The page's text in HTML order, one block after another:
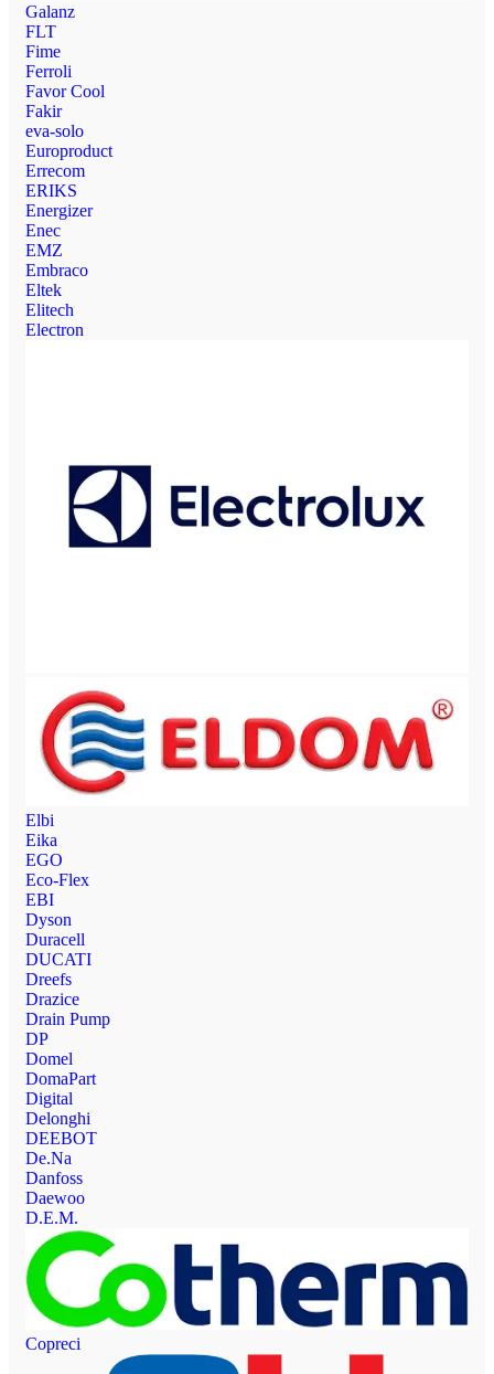
Galanz
FLT
Fime
Ferroli
Favor Cool
Fakir
eva-solo
Europroduct
Errecom
ERIKS
Energizer
Enec
EMZ
Embraco
Eltek
Elitech
Electron
Elbi
Eika
EGO
Eco-Flex
EBI
Dyson
Duracell
DUCATI
Dreefs
Drazice
Drain Pump
DP
Domel
DomaPart
Digital
Delonghi
DEEBOT
De.Na
Danfoss
Daewoo
D.E.M.
Copreci